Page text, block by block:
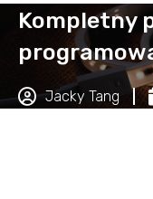
Kompletny
Jacky Tang